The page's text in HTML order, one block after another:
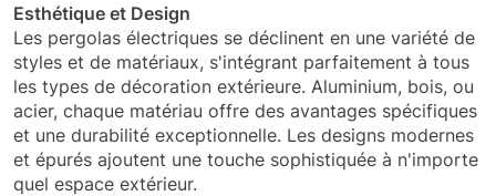
Esthétique et Design
Les pergolas électriques se déclinent en une variété de
styles et de matériaux, s'intégrant parfaitement à tous
les types de décoration extérieure. Aluminium, bois, ou
acier, chaque matériau offre des avantages spécifiques
et une durabilité exceptionnelle. Les designs modernes
et épurés ajoutent une touche sophistiquée à n'importe
quel espace extérieur.